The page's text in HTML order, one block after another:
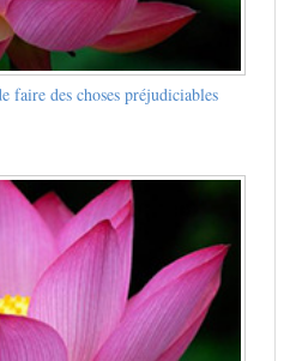
faire des choses préjudiciables